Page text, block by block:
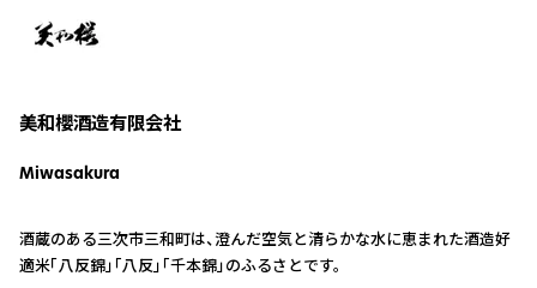
美和櫻酒造有限会社
Miwasakura
酒蔵のある三次市三和町は、澄んだ空気と清らかな水に恵まれた酒造好
適米「八反錦」｢八反｣｢千本錦」のふるさとです。